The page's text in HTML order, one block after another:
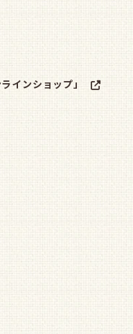
インショップ」